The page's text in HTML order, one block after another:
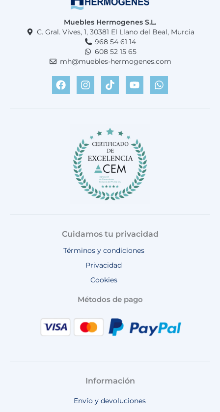
Muebles Hermogenes S.L.
C. Gral. Vives, 1, 30381 El Llano del Beal, Murcia
968 54 61 14
608 52 15 65
mh@muebles-hermogenes.com
F
a
c
I
n
s
a
m
T
i
k
Y
o
u
W
h
a
Cuidamos tu privacidad
Términos y condiciones
Privacidad
Cookies
Métodos de pago
Información
Envío y devoluciones